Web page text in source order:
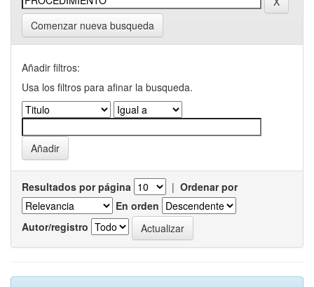
Comenzar nueva busqueda
Añadir filtros:
Usa los filtros para afinar la busqueda.
Resultados por página | Ordenar por
En orden
Autor/registro